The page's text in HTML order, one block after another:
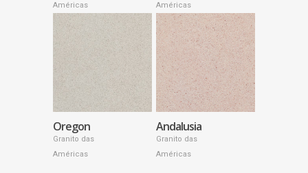
Américas
Américas
Oregon
Granito das
Américas
Andalusia
Granito das
Américas